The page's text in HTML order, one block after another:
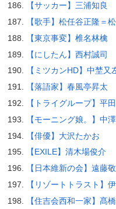
【サッカー】三浦知良
【歌手】松任谷正隆＝
【東京事変】椎名林檎
【にしたん】西村誠司
【ミツカンHD】中埜
【落語家】春風亭昇太
【トライグループ】平
【モーニング娘。】中
【俳優】大沢たかお
【EXILE】清木場俊介
【日本維新の会】遠藤敬
【リゾートトラスト】
【住吉会西和一家】髙